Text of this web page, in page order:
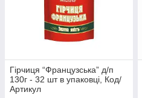
Гірчиця “Французська” д/п
130г - 32 шт в упаковці, Код/
Артикул